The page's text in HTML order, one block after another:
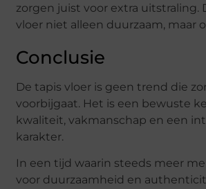
zorgen juist voor extra uitstraling.
vloer niet alleen duurzaam, maar
Conclusie
De tapis vloer is geen trend die
voorbijgaat. Het is een bewuste
kwaliteit, vakmanschap en een
karakter.
In een tijd waarin steeds meer
voor duurzaamheid en